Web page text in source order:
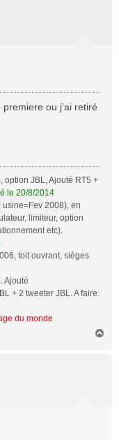
ou j'ai retiré
option JBL, Ajouté RT5 +
le 20/8/2014
usine=Fev 2008), en
limiteur, option
etc).
toit ouvrant, sièges
Ajouté
+ 2 tweeter JBL. A faire:
du monde